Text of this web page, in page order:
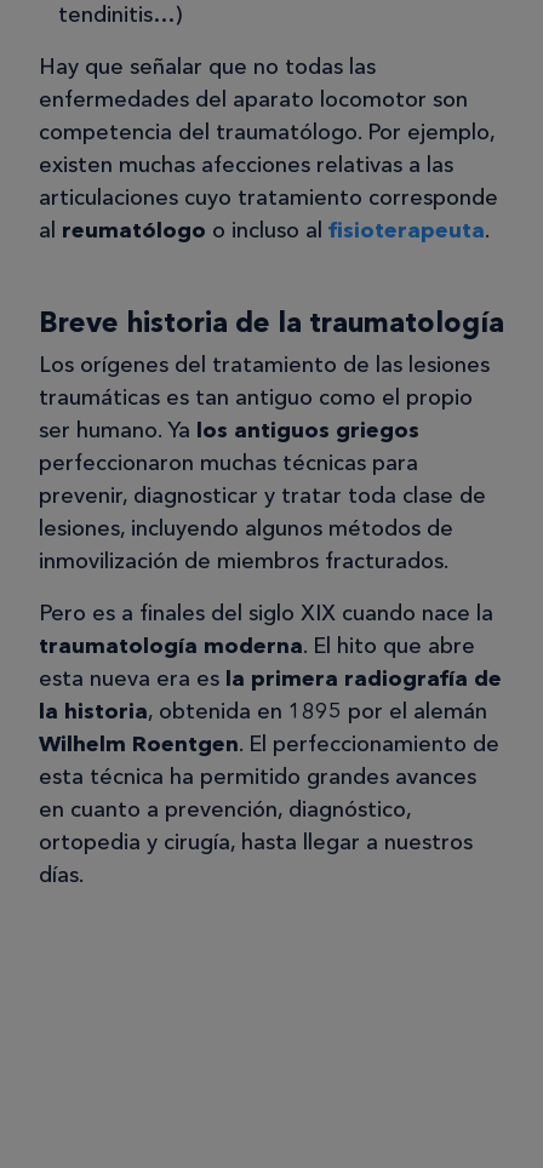
tendinitis…)
Hay que señalar que no todas las
enfermedades del aparato locomotor son
competencia del traumatólogo. Por ejemplo,
existen muchas afecciones relativas a las
articulaciones cuyo tratamiento corresponde
al reumatólogo o incluso al fisioterapeuta.
Breve historia de la traumatología
Los orígenes del tratamiento de las lesiones
traumáticas es tan antiguo como el propio
ser humano. Ya los antiguos griegos
perfeccionaron muchas técnicas para
prevenir, diagnosticar y tratar toda clase de
lesiones, incluyendo algunos métodos de
inmovilización de miembros fracturados.
Pero es a finales del siglo XIX cuando nace la
traumatología moderna. El hito que abre
esta nueva era es la primera radiografía de
la historia, obtenida en 1895 por el alemán
Wilhelm Roentgen. El perfeccionamiento de
esta técnica ha permitido grandes avances
en cuanto a prevención, diagnóstico,
ortopedia y cirugía, hasta llegar a nuestros
días.